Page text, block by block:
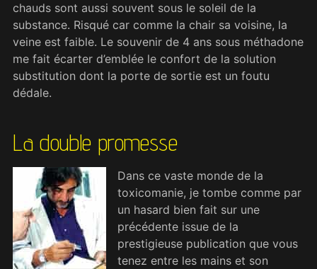
chauds sont aussi souvent sous le soleil de la
substance. Risqué car comme la chair sa voisine, la
veine est faible. Le souvenir de 4 ans sous méthadone
me fait écarter d’emblée le confort de la solution
substitution dont la porte de sortie est un foutu
dédale.
La double promesse
Dans ce vaste monde de la
toxicomanie, je tombe comme par
un hasard bien fait sur une
précédente issue de la
prestigieuse publication que vous
tenez entre les mains et son